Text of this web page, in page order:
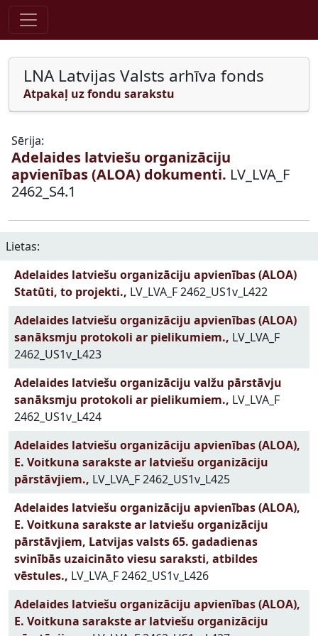
Pāriet uz saturu
LNA Latvijas Valsts arhīva fonds
Atpakaļ uz fondu sarakstu
Sērija:
Adelaides latviešu organizāciju
apvienības (ALOA) dokumenti. LV_LVA_F
2462_S4.1
Lietas:
Adelaides latviešu organizāciju apvienības (ALOA)
Statūti, to projekti., LV_LVA_F 2462_US1v_L422
Adelaides latviešu organizāciju apvienības (ALOA)
sanāksmju protokoli ar pielikumiem., LV_LVA_F
2462_US1v_L423
Adelaides latviešu organizāciju valžu pārstāvju
sanāksmju protokoli ar pielikumiem., LV_LVA_F
2462_US1v_L424
Adelaides latviešu organizāciju apvienības (ALOA),
E. Voitkuna sarakste ar latviešu organizāciju
pārstāvjiem., LV_LVA_F 2462_US1v_L425
Adelaides latviešu organizāciju apvienības (ALOA),
E. Voitkuna sarakste ar latviešu organizāciju
pārstāvjiem, Latvijas valsts 65. gadadienas
svinībās uzaicināto viesu saraksti, atbildes
vēstules., LV_LVA_F 2462_US1v_L426
Adelaides latviešu organizāciju apvienības (ALOA),
E. Voitkuna sarakste ar latviešu organizāciju